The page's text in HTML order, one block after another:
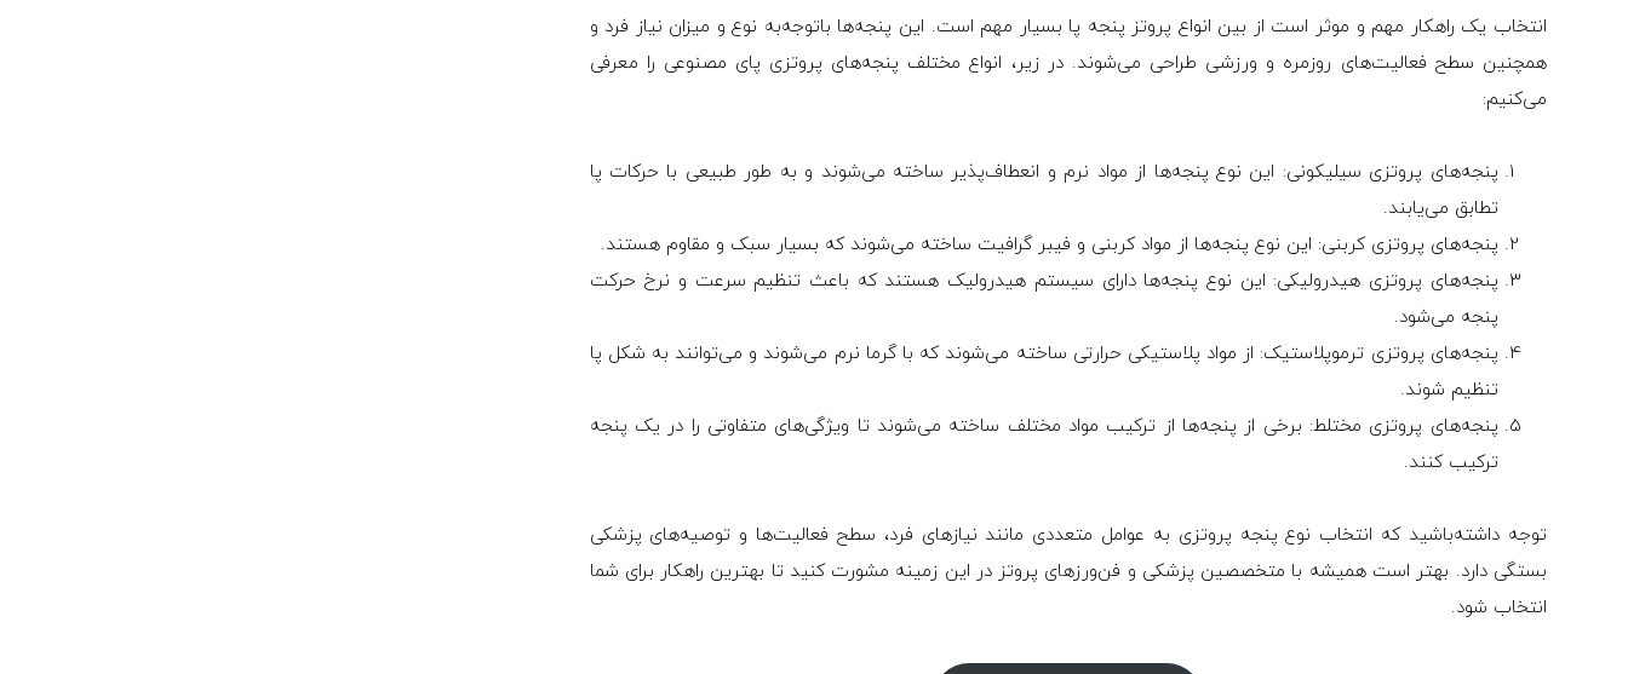
انتخاب یک راهکار مهم و موثر است از بین انواع پروتز پنجه پا بسیار مهم است. این پنجه‌ها باتوجه‌به نوع و میزان نیاز فرد و
همچنین سطح فعالیت‌های روزمره و ورزشی طراحی می‌شوند. در زیر، انواع مختلف پنجه‌های پروتزی پای مصنوعی را معرفی
می‌کنیم:
پنجه‌های پروتزی سیلیکونی: این نوع پنجه‌ها از مواد نرم و انعطاف‌پذیر ساخته می‌شوند و به طور طبیعی با حرکات پا
تطابق می‌یابند.
پنجه‌های پروتزی کربنی: این نوع پنجه‌ها از مواد کربنی و فیبر گرافیت ساخته می‌شوند که بسیار سبک و مقاوم هستند.
پنجه‌های پروتزی هیدرولیکی: این نوع پنجه‌ها دارای سیستم هیدرولیک هستند که باعث تنظیم سرعت و نرخ حرکت
پنجه می‌شود.
پنجه‌های پروتزی ترموپلاستیک: از مواد پلاستیکی حرارتی ساخته می‌شوند که با گرما نرم می‌شوند و می‌توانند به شکل پا
تنظیم شوند.
پنجه‌های پروتزی مختلط: برخی از پنجه‌ها از ترکیب مواد مختلف ساخته می‌شوند تا ویژگی‌های متفاوتی را در یک پنجه
ترکیب کنند.
توجه داشته‌باشید که انتخاب نوع پنجه پروتزی به عوامل متعددی مانند نیازهای فرد، سطح فعالیت‌ها و توصیه‌های پزشکی
بستگی دارد. بهتر است همیشه با متخصصین پزشکی و فن‌ورزهای پروتز در این زمینه مشورت کنید تا بهترین راهکار برای شما
انتخاب شود.